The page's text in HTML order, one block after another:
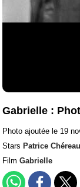
Gabrielle :
Photo ajoutée le 19
Stars Patrice Chéreau
Film Gabrielle